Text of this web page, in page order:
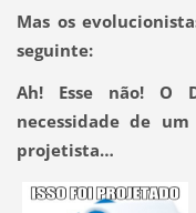
Mas os
seguinte:
Ah! Esse não! O
necessidade de
projetista…